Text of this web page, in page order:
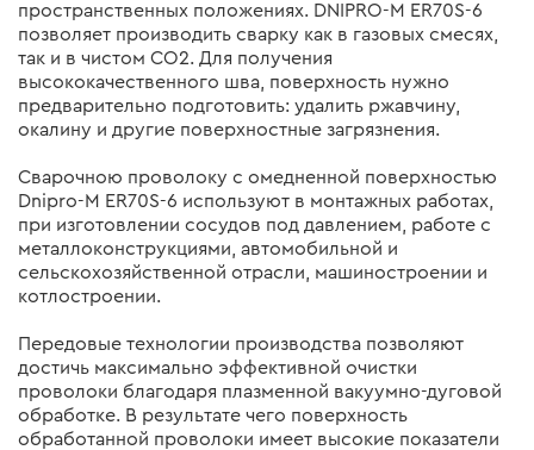
пространственных положениях. DNIPRO-M ER70S-6
позволяет производить сварку как в газовых смесях,
так и в чистом СО2. Для получения
высококачественного шва, поверхность нужно
предварительно подготовить: удалить ржавчину,
окалину и другие поверхностные загрязнения.
Сварочною проволоку с омедненной поверхностью
Dnipro-M ER70S-6 используют в монтажных работах,
при изготовлении сосудов под давлением, работе с
металлоконструкциями, автомобильной и
сельскохозяйственной отрасли, машиностроении и
котлостроении.
Передовые технологии производства позволяют
достичь максимально эффективной очистки
проволоки благодаря плазменной вакуумно-дуговой
обработке. В результате чего поверхность
обработанной проволоки имеет высокие показатели